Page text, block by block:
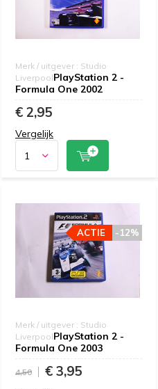
Merk / uitgever : Studio
LiverpoolPlayStation 2 -
Formula One 2002
€ 2,95
Vergelijk
Merk / uitgever : Studio
LiverpoolPlayStation 2 -
Formula One 2003
-12%
ACTIE
4,50 € 3,95